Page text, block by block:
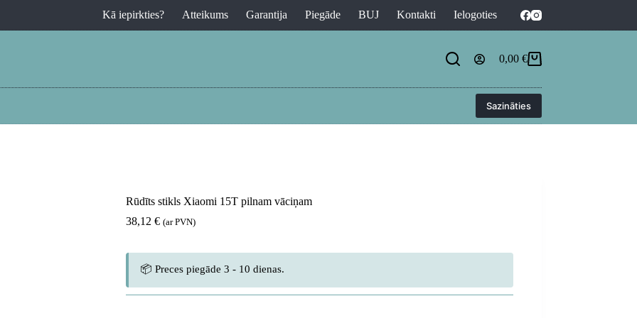
Kā iepirkties? Atteikums Garantija Piegāde BUJ Kontakti Ielogoties
Shopping
0,00 €
Sazināties
Rūdīts stikls Xiaomi 15T pilnam vāciņam
38,12 € (ar PVN)
📦 Preces piegāde 3 - 10 dienas.